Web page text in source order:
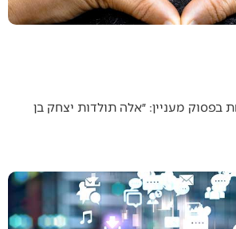
מעניין: ״אלה תולדות יצחק בן